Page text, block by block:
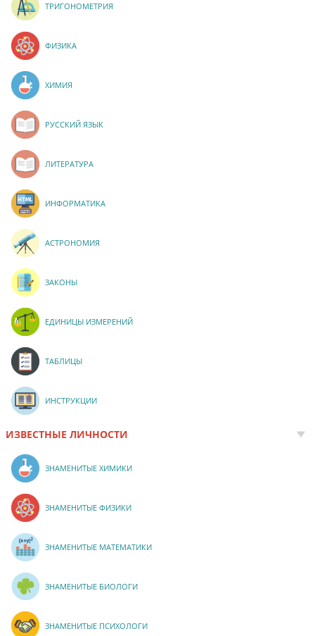
ТРИГОНОМЕТРИЯ
ФИЗИКА
ХИМИЯ
РУССКИЙ ЯЗЫК
ЛИТЕРАТУРА
ИНФОРМАТИКА
АСТРОНОМИЯ
ЗАКОНЫ
ЕДИНИЦЫ ИЗМЕРЕНИЙ
ТАБЛИЦЫ
ИНСТРУКЦИИ
ИЗВЕСТНЫЕ ЛИЧНОСТИ
ЗНАМЕНИТЫЕ ХИМИКИ
ЗНАМЕНИТЫЕ ФИЗИКИ
ЗНАМЕНИТЫЕ МАТЕМАТИКИ
ЗНАМЕНИТЫЕ БИОЛОГИ
ЗНАМЕНИТЫЕ ПСИХОЛОГИ